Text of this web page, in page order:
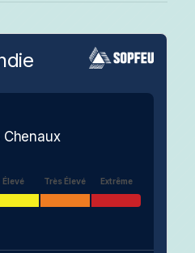
Élevé Très Élevé Extrême